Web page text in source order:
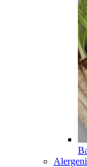
Alergeni